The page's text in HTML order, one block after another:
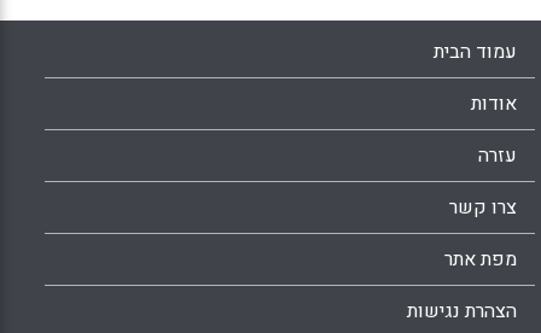
למפגש בין המדריכים ה"פנימיים" ל"חיצוניים"
בשעות העבודה, לשם יצירת דפוס עבודה של
שיתוף פעולה קבוע ורציף, וכן לוודא שיש הגדרת
ה"חיצוניים" וה"פנימיים" כאחד. המחקר העלה גם
העבודה המשותפת בין המדריכים.
WhatsApp
Facebook
Email
X
עמוד הבית
אודות
עזרה
צרו קשר
מפת אתר
הצהרת נגישות